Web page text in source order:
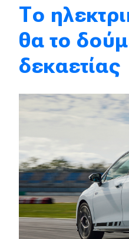
Απόψεις
Test Drive
Αποστολή
Αγώνες
Formula 1
WRC
Τo
θα το
δεκαετίας